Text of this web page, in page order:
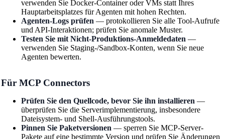
verwenden Sie Docker-Container oder VMs statt Ihres
Hauptarbeitsplatzes für Agenten mit hohen Rechten.
Agenten-Logs prüfen— protokollieren Sie alle Tool-Aufrufe
und API-Interaktionen; prüfen Sie anomale Muster.
Testen Sie mit Nicht-Produktions-Anmeldedaten—
verwenden Sie Staging-/Sandbox-Konten, wenn Sie neue
Agenten bewerten.
Für MCP Connectors
Prüfen Sie den Quellcode, bevor Sie ihn installieren—
überprüfen Sie die Serverimplementierung, insbesondere
Dateisystem- und Shell-Ausführungstools.
Pinnen Sie Paketversionen— sperren Sie MCP-Server-
Pakete auf eine bestimmte Version und prüfen Sie Änderungen